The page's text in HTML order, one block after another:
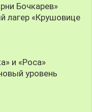
Бочкарев»
лагер «Крушовице
и «Роса»
уровень